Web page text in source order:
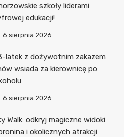
szkoły liderami
edukacji!
6 sierpnia 2026
latek z dożywotnim zakazem
wsiada za kierownicę po
6 sierpnia 2026
Walk: odkryj magiczne widoki
i okolicznych atrakcji